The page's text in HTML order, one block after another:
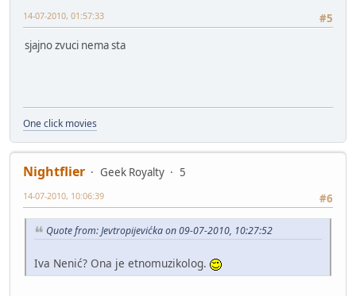
#5
14-07-2010, 01:57:33
sjajno zvuci nema sta
One click movies
Nightflier Geek Royalty
5
#6
14-07-2010, 10:06:39
Quote from: Jevtropijevićka on 09-07-2010, 10:27:52
Iva Nenić? Ona je etnomuzikolog.